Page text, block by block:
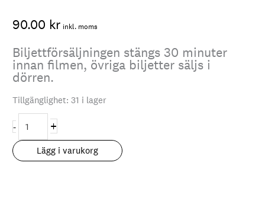
90.00 kr inkl. moms
Biljettförsäljningen stängs 30 minuter
innan filmen, övriga biljetter säljs i
dörren.
Tillgänglighet: 31 i lager
-
Film
för
nybörjare
+
Lägg i varukorg